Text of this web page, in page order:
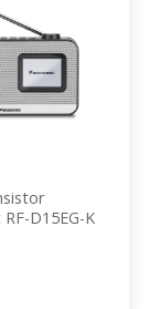
D15EG-K